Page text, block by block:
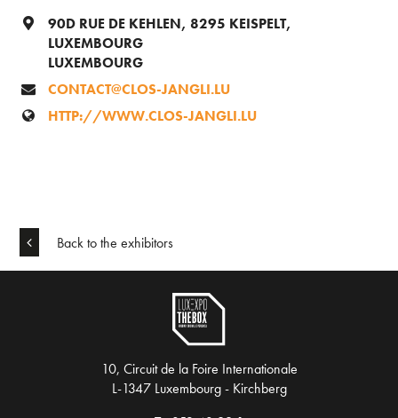
90D RUE DE KEHLEN, 8295 KEISPELT,
LUXEMBOURG
LUXEMBOURG
CONTACT@CLOS-JANGLI.LU
HTTP://WWW.CLOS-JANGLI.LU
Back to the exhibitors
10, Circuit de la Foire Internationale
L-1347 Luxembourg - Kirchberg